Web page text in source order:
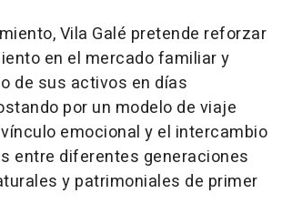
Vila Galé pretende reforzar
en el mercado familiar y
de sus activos en días
por un modelo de viaje
emocional y el intercambio
entre diferentes generaciones
y patrimoniales de primer